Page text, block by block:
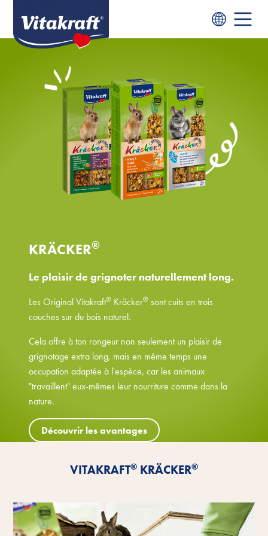
KRÄCKER®
Le plaisir de grignoter naturellement long.
Les Original Vitakraft® Kräcker® sont cuits en trois
couches sur du bois naturel.
Cela offre à ton rongeur non seulement un plaisir de
grignotage extra long, mais en même temps une
occupation adaptée à l'espèce, car les animaux
"travaillent" eux-mêmes leur nourriture comme dans la
nature.
Découvrir les avantages
VITAKRAFT® KRÄCKER®